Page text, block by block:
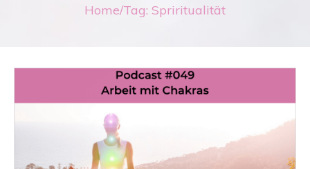
Home/Tag: Spriritualität